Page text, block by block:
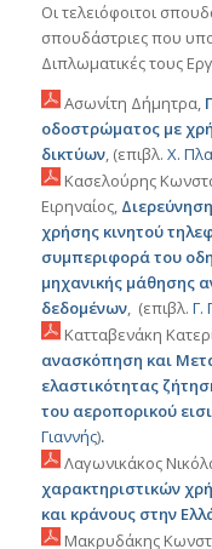
Οι τελειόφοιτοι
σπουδάστριες που
Διπλωματικές τους
Ασωνίτη Δήμητρα,
οδοστρώματος με
δικτύων, (επιβλ. Χ.
Κασελούρης
Ειρηναίος,
χρήσης κινητού
συμπεριφορά του
μηχανικής μάθησης
δεδομένων, (επιβλ. Γ.
Κατταβενάκη
ανασκόπηση και
ελαστικότητας
του αεροπορικού
Γιαννής).
Λαγωνικάκος
χαρακτηριστικών
και κράνους στην
Μακρυδάκης